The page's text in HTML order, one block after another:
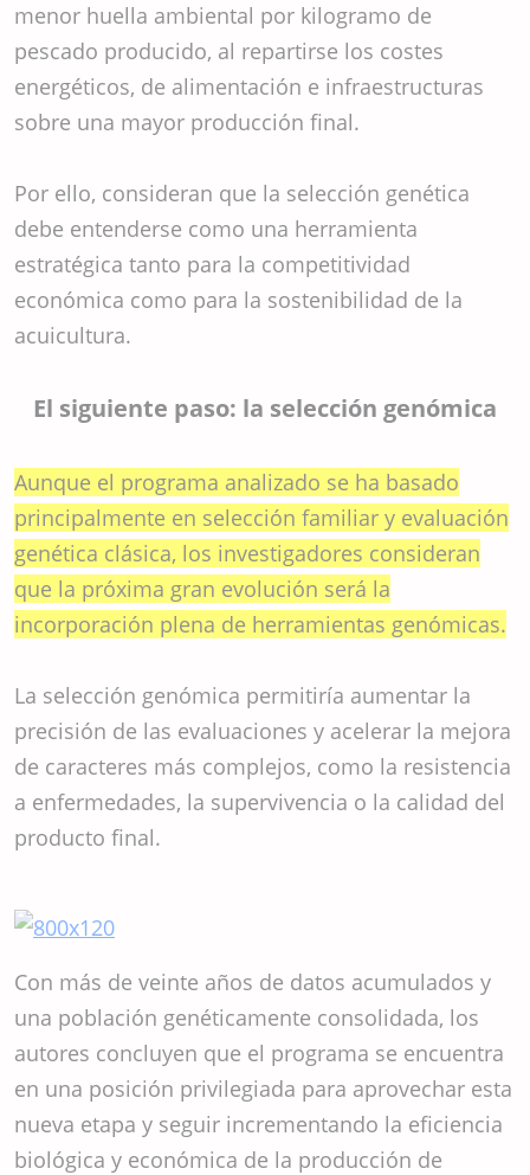
menor huella ambiental por kilogramo de
pescado producido, al repartirse los costes
energéticos, de alimentación e infraestructuras
sobre una mayor producción final.
Por ello, consideran que la selección genética
debe entenderse como una herramienta
estratégica tanto para la competitividad
económica como para la sostenibilidad de la
acuicultura.
El siguiente paso: la selección genómica
Aunque el programa analizado se ha basado
principalmente en selección familiar y evaluación
genética clásica, los investigadores consideran
que la próxima gran evolución será la
incorporación plena de herramientas genómicas.
La selección genómica permitiría aumentar la
precisión de las evaluaciones y acelerar la mejora
de caracteres más complejos, como la resistencia
a enfermedades, la supervivencia o la calidad del
producto final.
Con más de veinte años de datos acumulados y
una población genéticamente consolidada, los
autores concluyen que el programa se encuentra
en una posición privilegiada para aprovechar esta
nueva etapa y seguir incrementando la eficiencia
biológica y económica de la producción de